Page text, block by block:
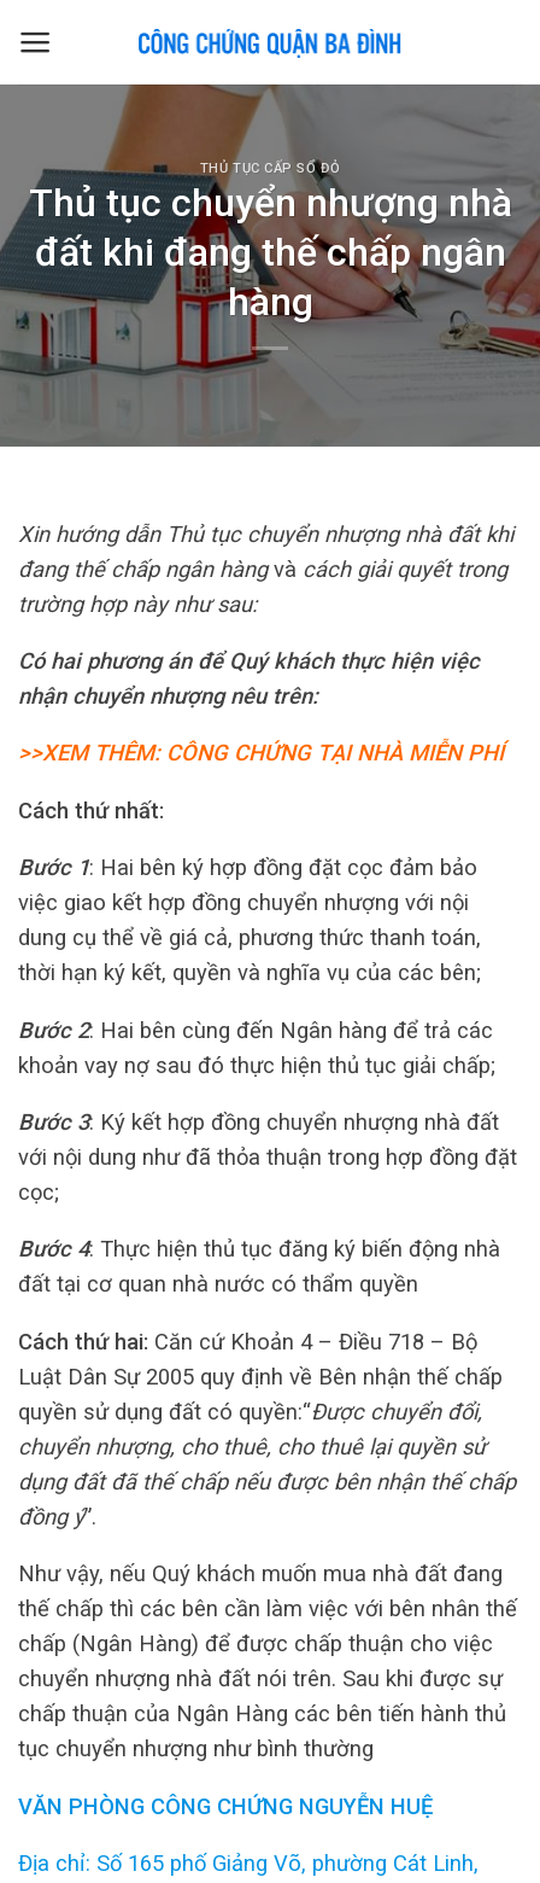
THỦ TỤC CẤP SỔ ĐỎ
Thủ tục chuyển nhượng nhà
đất khi đang thế chấp ngân
hàng
Xin hướng dẫn Thủ tục chuyển nhượng nhà đất khi
đang thế chấp ngân hàngvà cách giải quyết trong
trường hợp này như sau:
Có hai phương án để Quý khách thực hiện việc
nhận chuyển nhượng nêu trên:
>>XEM THÊM: CÔNG CHỨNG TẠI NHÀ MIỄN PHÍ
Cách thứ nhất:
Bước 1: Hai bên ký hợp đồng đặt cọc đảm bảo
việc giao kết hợp đồng chuyển nhượng với nội
dung cụ thể về giá cả, phương thức thanh toán,
thời hạn ký kết, quyền và nghĩa vụ của các bên;
Bước 2: Hai bên cùng đến Ngân hàng để trả các
khoản vay nợ sau đó thực hiện thủ tục giải chấp;
Bước 3: Ký kết hợp đồng chuyển nhượng nhà đất
với nội dung như đã thỏa thuận trong hợp đồng đặt
cọc;
Bước 4: Thực hiện thủ tục đăng ký biến động nhà
đất tại cơ quan nhà nước có thẩm quyền
Cách thứ hai: Căn cứ Khoản 4 – Điều 718 – Bộ
Luật Dân Sự 2005 quy định về Bên nhận thế chấp
quyền sử dụng đất có quyền:“Được chuyển đổi,
chuyển nhượng, cho thuê, cho thuê lại quyền sử
dụng đất đã thế chấp nếu được bên nhận thế chấp
đồng ý”.
Như vậy, nếu Quý khách muốn mua nhà đất đang
thế chấp thì các bên cần làm việc với bên nhân thế
chấp (Ngân Hàng) để được chấp thuận cho việc
chuyển nhượng nhà đất nói trên. Sau khi được sự
chấp thuận của Ngân Hàng các bên tiến hành thủ
tục chuyển nhượng như bình thường
VĂN PHÒNG CÔNG CHỨNG NGUYỄN HUỆ
Địa chỉ: Số 165 phố Giảng Võ, phường Cát Linh,